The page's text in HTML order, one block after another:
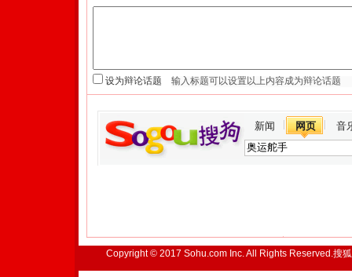
设为辩论话题
新闻 网页 音
Copyright © 2017 Sohu.com Inc. All Rights Reserved.搜